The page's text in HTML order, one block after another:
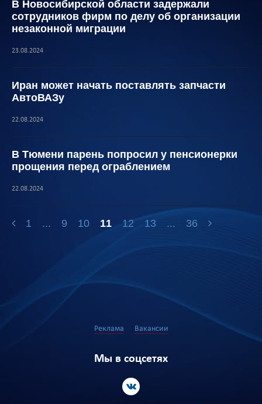
В Новосибирской области задержали
сотрудников фирм по делу об организации
незаконной миграции
23.08.2024
Иран может начать поставлять запчасти
АвтоВАЗу
22.08.2024
В Тюмени парень попросил у пенсионерки
прощения перед ограблением
22.08.2024
1 ... 9 10 11 12 13 ... 36
Реклама Вакансии
Мы в соцсетях